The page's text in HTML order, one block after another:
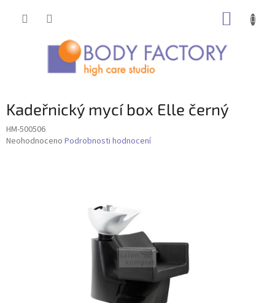
Kadeřnický mycí box Elle černý
HM-500506
Průměrné
Neohodnoceno Podrobnosti hodnocení